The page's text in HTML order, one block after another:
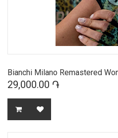
Bianchi Milano Remastered
29,000.00 ֏